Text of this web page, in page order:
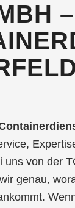
uns von der
genau,